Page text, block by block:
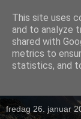
fredag 26. januar
This site uses
and to analyze
shared with
metrics to
statistics, and